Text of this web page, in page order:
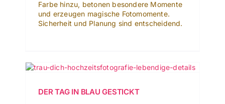
Farbe hinzu, betonen besondere Momente
und erzeugen magische Fotomomente.
Sicherheit und Planung sind entscheidend.
DER TAG IN BLAU GESTICKT